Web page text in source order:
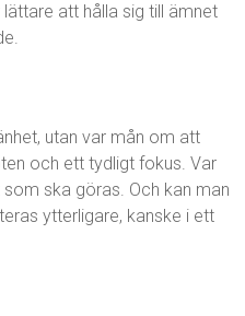
att hålla sig till ämnet
utan var mån om att
och ett tydligt fokus. Var
ska göras. Och kan man
ytterligare, kanske i ett